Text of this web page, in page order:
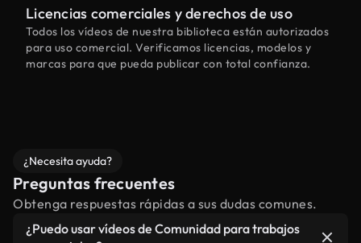
Licencias comerciales y derechos de uso
Todos los vídeos de nuestra biblioteca están autorizados
para uso comercial. Verificamos licencias, modelos y
marcas para que pueda publicar con total confianza.
¿Necesita ayuda?
Preguntas frecuentes
Obtenga respuestas rápidas a sus dudas comunes.
¿Puedo usar vídeos de Comunidad para trabajos